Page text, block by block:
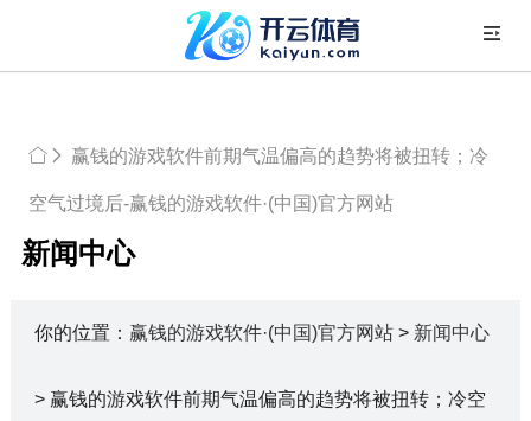
赢钱的游戏软件前期气温偏高的趋势将被扭转；冷
空气过境后-赢钱的游戏软件·(中国)官方网站
新闻中心
你的位置： 赢钱的游戏软件·(中国)官方网站 > 新闻中心
> 赢钱的游戏软件前期气温偏高的趋势将被扭转；冷空